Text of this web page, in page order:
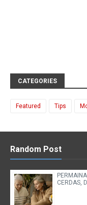
CATEGORIES
Featured Tips
Random Post
CERDAS,